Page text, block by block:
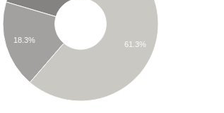
18.3% 61.3%